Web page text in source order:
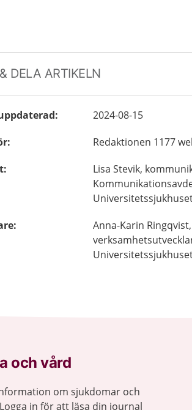
DELA ARTIKELN
:
2024-08-15
: Redaktionen 1177
: Lisa Stevik,
: Anna-Karin Ringqvist,
och vård
om sjukdomar och
in för att läsa din journal